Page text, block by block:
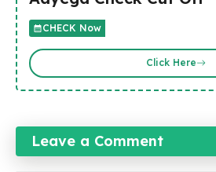
CHECK Now
Click Here
Leave a Comment